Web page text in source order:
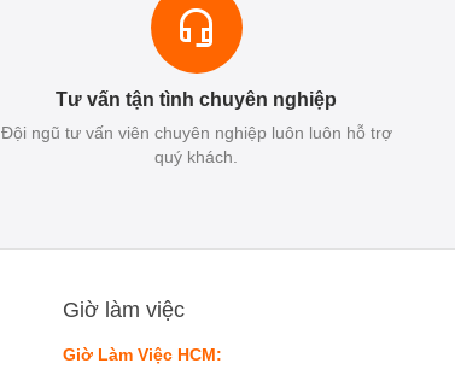
Tư vấn tận tình chuyên nghiệp
Đội ngũ tư vấn viên chuyên nghiệp luôn luôn hỗ trợ
quý khách.
Giờ làm việc
Giờ Làm Việc HCM: